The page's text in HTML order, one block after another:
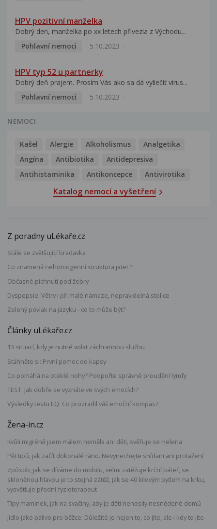
HPV pozitivní manželka
Dobrý den, manželka po xx letech přivezla z Východu...
Pohlavní nemoci
5.10.2023
HPV typ 52 u partnerky
Dobrý deň prajem. Prosím Vás ako sa dá vyliečiť vírus...
Pohlavní nemoci
5.10.2023
NEMOCI
Kašel Alergie Alkoholismus
Analgetika
Angína
Antibiotika
Antidepresiva
Antihistaminika
Antikoncepce Antivirotika
Katalog nemocí a vyšetření
Z poradny uLékaře.cz
Stále se zvětšující bradavka
Co znamená nehomogenní struktura jater?
Občasné píchnutí pod žebry
Dyspepsie: Větry i při malé námaze, nepravidelná stolice
Zelený povlak na jazyku - co to může být?
Články uLékaře.cz
13 situací, kdy je nutné volat záchrannou službu
Stáhněte si: První pomoc do kapsy
Co pomáhá na oteklé nohy? Podpořte správné proudění lymfy
TEST: Jak dobře se vyznáte ve svých emocích?
Výsledky testu EQ: Co prozradil váš emoční kompas?
Žena-in.cz
Kvůli migréně jsem málem neměla ani děti, svěřuje se Helena
Pět tipů, jak začít dokonalé ráno. Nevynechejte snídani ani protažení
Způsob, jak se díváme do mobilu, velmi zatěžuje krční páteř, se
skloněnou hlavou je to stejná zátěž, jak se 40 kilovým pytlem na krku,
vysvětluje přední fyzioterapeut
Tipy maminek, jak na svačiny, aby je děti nenosily nesnědené domů
Jídlo jako palivo pro běžce: Důležité je nejen to, co jíte, ale i kdy to jíte